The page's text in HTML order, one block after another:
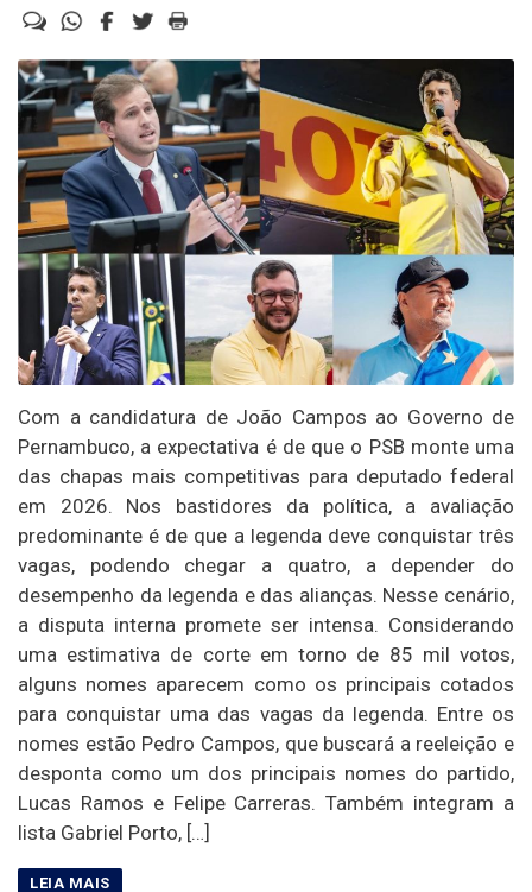
Com a candidatura de João Campos ao Governo de
Pernambuco, a expectativa é de que o PSB monte uma
das chapas mais competitivas para deputado federal
em 2026. Nos bastidores da política, a avaliação
predominante é de que a legenda deve conquistar três
vagas, podendo chegar a quatro, a depender do
desempenho da legenda e das alianças. Nesse cenário,
a disputa interna promete ser intensa. Considerando
uma estimativa de corte em torno de 85 mil votos,
alguns nomes aparecem como os principais cotados
para conquistar uma das vagas da legenda. Entre os
nomes estão Pedro Campos, que buscará a reeleição e
desponta como um dos principais nomes do partido,
Lucas Ramos e Felipe Carreras. Também integram a
lista Gabriel Porto, […]